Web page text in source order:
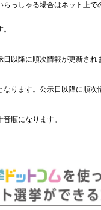
っしゃる場合はネット上
以降に順次情報が更新され
ります。公示日以降に順次
順になります。